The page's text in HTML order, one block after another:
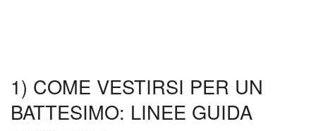
1) COME VESTIRSI PER UN
BATTESIMO: LINEE GUIDA